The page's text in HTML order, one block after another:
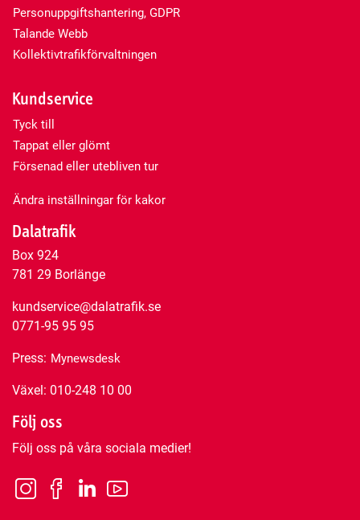
Personuppgiftshantering, GDPR
Talande Webb
Kollektivtrafikförvaltningen
Kundservice
Tyck till
Tappat eller glömt
Försenad eller utebliven tur
Ändra inställningar för kakor
Dalatrafik
Box 924
781 29 Borlänge
kundservice@dalatrafik.se
0771-95 95 95
Press: Mynewsdesk
Växel: 010-248 10 00
Följ oss
Följ oss på våra sociala medier!